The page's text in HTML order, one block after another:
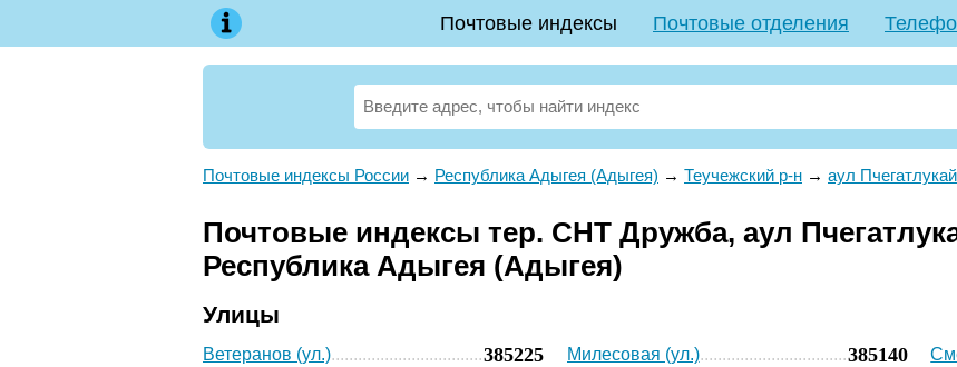
Почтовые индексы Почтовые отделения
Почтовые индексы России → Республика Адыгея (Адыгея) → Теучежский р-н → аул Пчегатлукай
Почтовые индексы тер. СНТ Дружба, аул
Республика Адыгея (Адыгея)
Улицы
Ветеранов (ул.) 385225 Милесовая (ул.) 385140